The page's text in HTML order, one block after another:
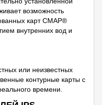
возможность
карт CMAP®
внутренних вод и
или неизвестных
контурные карты с
времени.